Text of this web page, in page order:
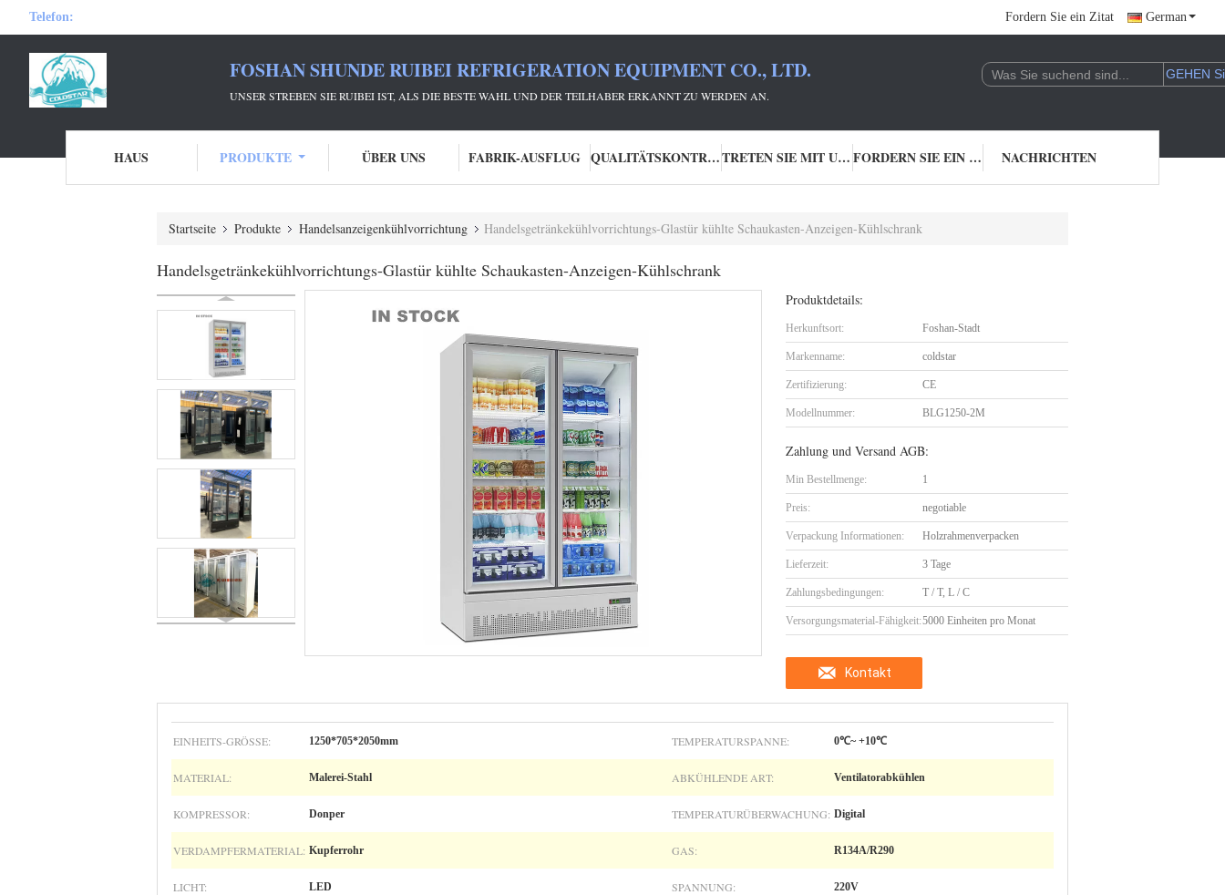
Telefon: Fordern Sie ein Zitat German
FOSHAN SHUNDE RUIBEI REFRIGERATION EQUIPMENT CO., LTD.
UNSER STREBEN SIE RUIBEI IST, ALS DIE BESTE WAHL UND DER TEILHABER ERKANNT ZU WERDEN AN.
HAUS PRODUKTE ÜBER UNS FABRIK-AUSFLUG QUALITÄTSKONTROLLE TRETEN SIE MIT UNS IN VERBINDUNG FORDERN SIE EIN ZITAT NACHRICHTEN
Startseite Produkte Handelsanzeigenkühlvorrichtung Handelsgetränkekühlvorrichtungs-Glastür kühlte Schaukasten-Anzeigen-Kühlschrank
Handelsgetränkekühlvorrichtungs-Glastür kühlte Schaukasten-Anzeigen-Kühlschrank
Produktdetails:
Herkunftsort: Foshan-Stadt
Markenname: coldstar
Zertifizierung: CE
Modellnummer: BLG1250-2M
Zahlung und Versand AGB:
Min Bestellmenge: 1
Preis: negotiable
Verpackung Informationen: Holzrahmenverpacken
Lieferzeit: 3 Tage
Zahlungsbedingungen: T / T, L / C
Versorgungsmaterial-Fähigkeit:5000 Einheiten pro Monat
Kontakt
EINHEITS-GRÖSSE: 1250*705*2050mm TEMPERATURSPANNE: 0℃~ +10℃
MATERIAL: Malerei-Stahl ABKÜHLENDE ART: Ventilatorabkühlen
KOMPRESSOR: Donper TEMPERATURÜBERWACHUNG: Digital
VERDAMPFERMATERIAL: Kupferrohr GAS: R134A/R290
LICHT: LED SPANNUNG: 220V